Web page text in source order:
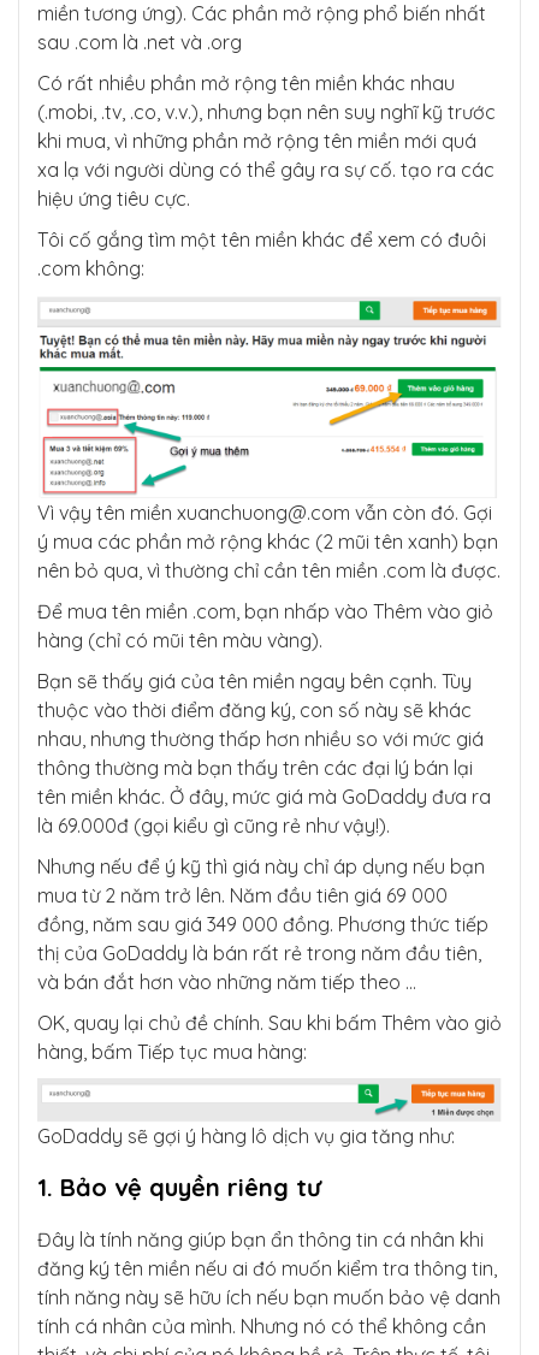
miền tương ứng). Các phần mở rộng phổ biến nhất
sau .com là .net và .org
Có rất nhiều phần mở rộng tên miền khác nhau
(.mobi, .tv, .co, v.v.), nhưng bạn nên suy nghĩ kỹ trước
khi mua, vì những phần mở rộng tên miền mới quá
xa lạ với người dùng có thể gây ra sự cố. tạo ra các
hiệu ứng tiêu cực.
Tôi cố gắng tìm một tên miền khác để xem có đuôi
.com không:
Vì vậy tên miền xuanchuong@.com vẫn còn đó. Gợi
ý mua các phần mở rộng khác (2 mũi tên xanh) bạn
nên bỏ qua, vì thường chỉ cần tên miền .com là được.
Để mua tên miền .com, bạn nhấp vào Thêm vào giỏ
hàng (chỉ có mũi tên màu vàng).
Bạn sẽ thấy giá của tên miền ngay bên cạnh. Tùy
thuộc vào thời điểm đăng ký, con số này sẽ khác
nhau, nhưng thường thấp hơn nhiều so với mức giá
thông thường mà bạn thấy trên các đại lý bán lại
tên miền khác. Ở đây, mức giá mà GoDaddy đưa ra
là 69.000đ (gọi kiểu gì cũng rẻ như vậy!).
Nhưng nếu để ý kỹ thì giá này chỉ áp dụng nếu bạn
mua từ 2 năm trở lên. Năm đầu tiên giá 69 000
đồng, năm sau giá 349 000 đồng. Phương thức tiếp
thị của GoDaddy là bán rất rẻ trong năm đầu tiên,
và bán đắt hơn vào những năm tiếp theo …
OK, quay lại chủ đề chính. Sau khi bấm Thêm vào giỏ
hàng, bấm Tiếp tục mua hàng:
GoDaddy sẽ gợi ý hàng lô dịch vụ gia tăng như:
1. Bảo vệ quyền riêng tư
Đây là tính năng giúp bạn ẩn thông tin cá nhân khi
đăng ký tên miền nếu ai đó muốn kiểm tra thông tin,
tính năng này sẽ hữu ích nếu bạn muốn bảo vệ danh
tính cá nhân của mình. Nhưng nó có thể không cần